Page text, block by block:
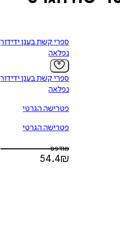
ספרי קשת בענן ידידות
נפלאה
ספרי קשת בענן ידידות
נפלאה
פטרישה הגרטי
פטרישה הגרטי
מודפס
54.4₪